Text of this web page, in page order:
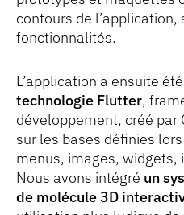
contours de
fonctionnalités.
L’application a ensuite été
technologie Flutter,
développement, créé par
sur les bases définies
menus, images,
Nous avons intégré un
de molécule 3D